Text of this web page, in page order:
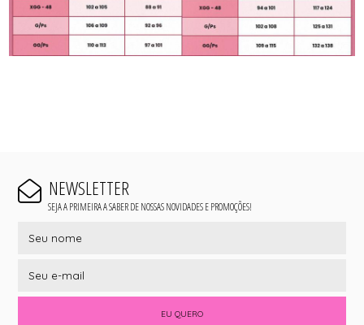
NEWSLETTER
SEJA A PRIMEIRA A SABER DE NOSSAS NOVIDADES E PROMOÇÕES!
EU QUERO